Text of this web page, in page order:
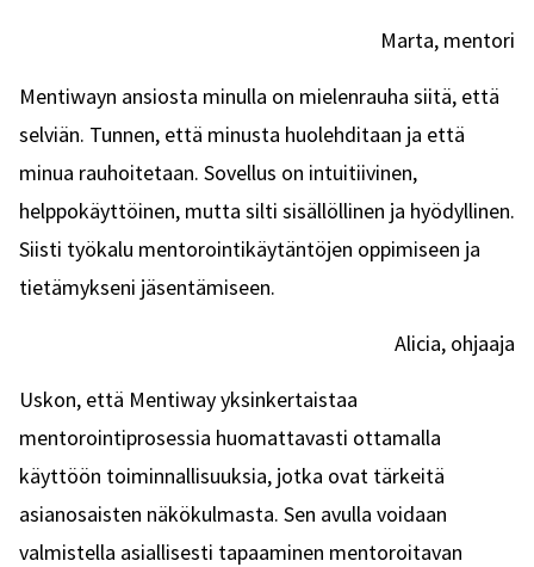
Marta, mentori
Mentiwayn ansiosta minulla on mielenrauha siitä, että
selviän. Tunnen, että minusta huolehditaan ja että
minua rauhoitetaan. Sovellus on intuitiivinen,
helppokäyttöinen, mutta silti sisällöllinen ja hyödyllinen.
Siisti työkalu mentorointikäytäntöjen oppimiseen ja
tietämykseni jäsentämiseen.
Alicia, ohjaaja
Uskon, että Mentiway yksinkertaistaa
mentorointiprosessia huomattavasti ottamalla
käyttöön toiminnallisuuksia, jotka ovat tärkeitä
asianosaisten näkökulmasta. Sen avulla voidaan
valmistella asiallisesti tapaaminen mentoroitavan